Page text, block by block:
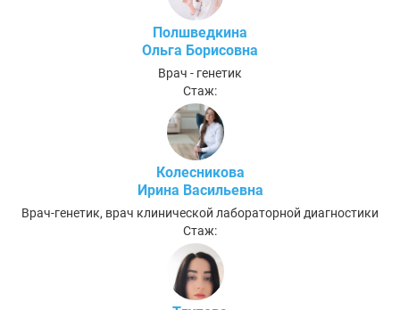
Полшведкина
Ольга Борисовна
Врач - генетик
Стаж:
Колесникова
Ирина Васильевна
Врач-генетик, врач клинической лабораторной диагностики
Стаж: